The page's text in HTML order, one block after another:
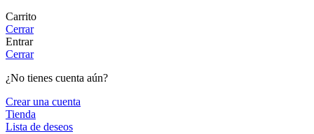
Carrito
Cerrar
Entrar
Cerrar
¿No tienes cuenta aún?
Crear una cuenta
Tienda
Lista de deseos